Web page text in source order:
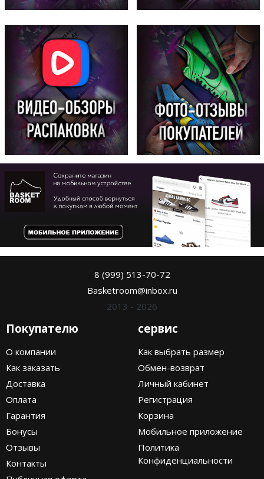
8 (999) 513-70-72
Basketroom@inbox.ru
2013 - 2026
Покупателю
О компании
Как заказать
Доставка
Оплата
Гарантия
Бонусы
Отзывы
Контакты
сервис
Как выбрать размер
Обмен-возврат
Личный кабинет
Регистрация
Корзина
Мобильное приложение
Политика
Конфиденциальности